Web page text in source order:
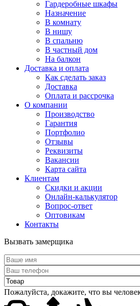
Гардеробные шкафы
Назначение
В комнату
В нишу
В спальню
В частный дом
На балкон
Доставка и оплата
Как сделать заказ
Доставка
Оплата и рассрочка
О компании
Производство
Гарантия
Портфолио
Отзывы
Реквизиты
Вакансии
Карта сайта
Клиентам
Скидки и акции
Онлайн-калькулятор
Вопрос-ответ
Оптовикам
Контакты
Вызвать замерщика
Пожалуйста, докажите, что вы